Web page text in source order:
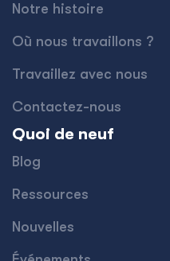
Notre histoire
Où nous travaillons ?
Travaillez avec nous
Contactez-nous
Quoi de neuf
Blog
Ressources
Nouvelles